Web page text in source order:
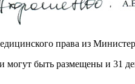
права из
могут быть размещены и 31